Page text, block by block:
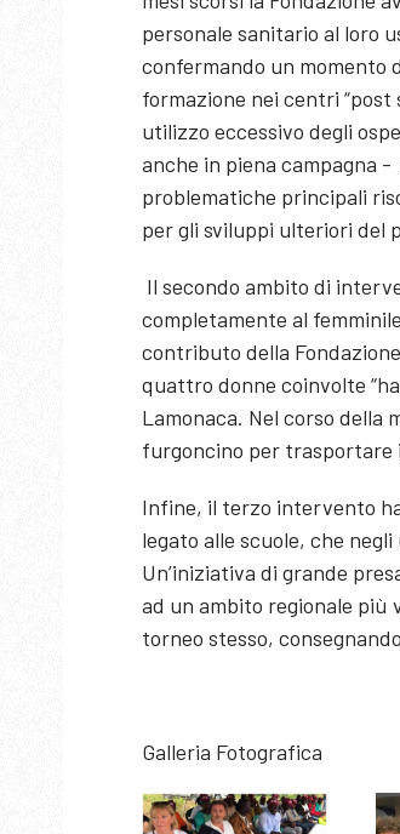
personale sanitario al loro
confermando un momento
formazione nei centri
utilizzo eccessivo degli
anche in piena campagna
problematiche principali
per gli sviluppi ulteriori del
Il secondo ambito di
completamente al
contributo della
quattro donne coinvolte
Lamonaca. Nel corso della
furgoncino per trasportare
Infine, il terzo intervento
legato alle scuole, che
Un’iniziativa di grande
ad un ambito regionale più
torneo stesso,
Galleria Fotografica